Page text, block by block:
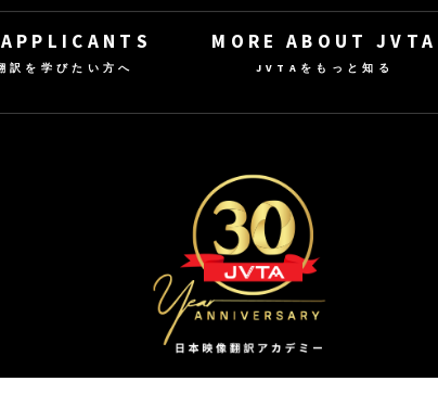
訳を学びたい方へ
MORE ABOUT JVTA
JVTAをもっと知る